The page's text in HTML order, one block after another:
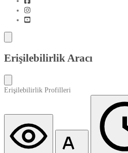
Erişilebilirlik Aracı
Erişilebilirlik Profilleri